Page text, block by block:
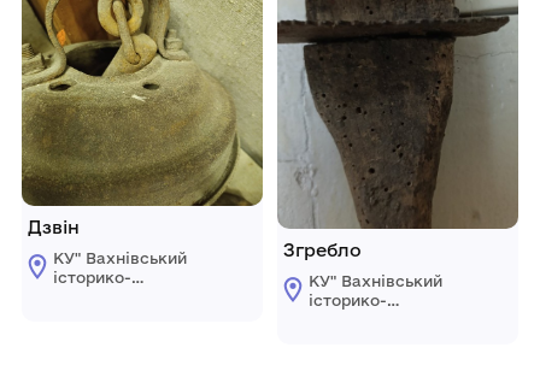
Дзвін
КУ" Вахнівський
історико-
Згребло
КУ" Вахнівський
історико-